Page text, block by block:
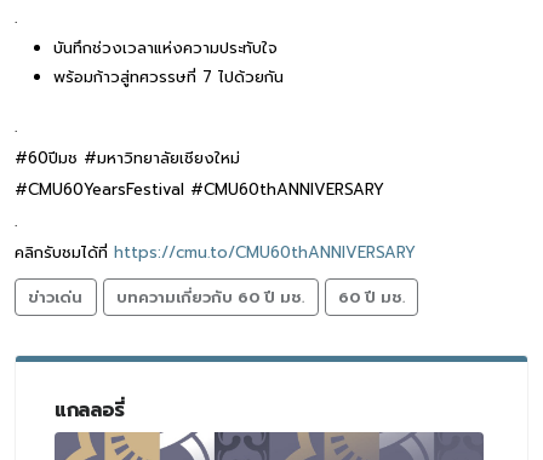
.
บันทึกช่วงเวลาแห่งความประทับใจ
พร้อมก้าวสู่ทศวรรษที่ 7 ไปด้วยกัน
.
#60ปีมช #มหาวิทยาลัยเชียงใหม่
#CMU60YearsFestival #CMU60thANNIVERSARY
.
คลิกรับชมได้ที่ https://cmu.to/CMU60thANNIVERSARY
ข่าวเด่น
บทความเกี่ยวกับ 60 ปี มช. 60 ปี มช.
แกลลอรี่